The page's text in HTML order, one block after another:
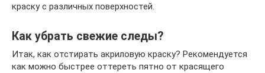
краску с различных поверхностей.
Как убрать свежие следы?
Итак, как отстирать акриловую краску? Рекомендуется
как можно быстрее оттереть пятно от красящего